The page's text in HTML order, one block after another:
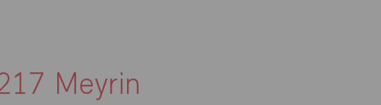
Meyrin